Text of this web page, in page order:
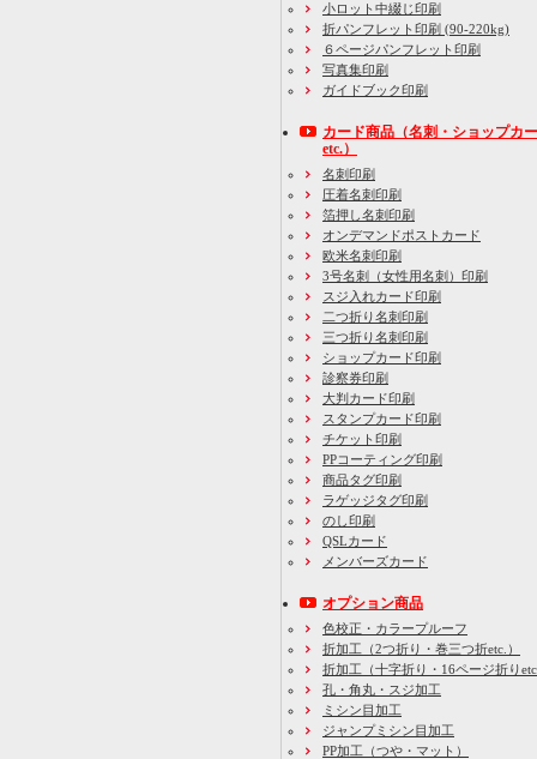
小ロット中綴じ印刷
折パンフレット印刷 (90-220kg)
６ページパンフレット印刷
写真集印刷
ガイドブック印刷
カード商品 （名刺・ショップカ
etc.）
名刺印刷
圧着名刺印刷
箔押し名刺印刷
オンデマンドポストカード
欧米名刺印刷
3号名刺
（女性用名刺） 印刷
スジ入れカード印刷
二つ折り名刺印刷
三つ折り名刺印刷
ショップカード印刷
診察券印刷
大判カード印刷
スタンプカード印刷
チケット印刷
PPコーティング印刷
商品タグ印刷
ラゲッジタグ印刷
のし印刷
QSLカード
メンバーズカード
オプション商品
色校正・カラープルーフ
折加工 （2つ折り・巻三つ折etc.）
折加工 （十字折り・16ページ折り
孔・角丸・スジ加工
ミシン目加工
ジャンプミシン目加工
PP加工 （つや・マット）